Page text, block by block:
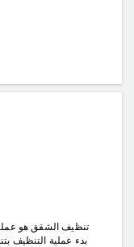
تنظيف الشقق هو
بدء عملية التنظيف